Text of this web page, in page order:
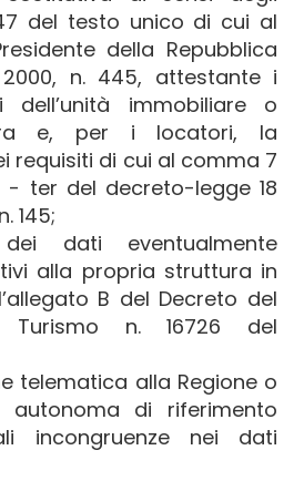
del testo unico di cui al
della Repubblica
n. 445, attestante i
immobiliare o
e, per i locatori, la
requisiti di cui al comma 7
- ter del decreto-legge 18
145;
dei dati eventualmente
alla propria struttura in
B del Decreto del
Turismo n. 16726 del
telematica alla Regione o
autonoma di riferimento
incongruenze nei dati